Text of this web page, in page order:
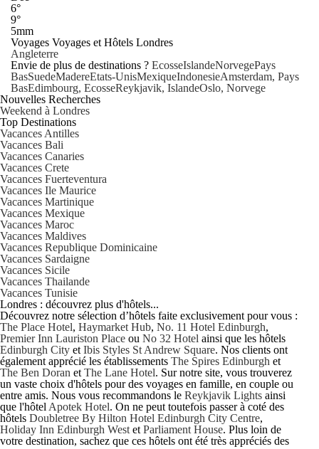
6°
9°
5mm
Voyages Voyages et Hôtels Londres
Angleterre
Envie de plus de destinations ? EcosseIslandeNorvegePays
BasSuedeMadereEtats-UnisMexiqueIndonesieAmsterdam, Pays
BasEdimbourg, EcosseReykjavik, IslandeOslo, Norvege
Nouvelles Recherches
Weekend à Londres
Top Destinations
Vacances Antilles
Vacances Bali
Vacances Canaries
Vacances Crete
Vacances Fuerteventura
Vacances Ile Maurice
Vacances Martinique
Vacances Mexique
Vacances Maroc
Vacances Maldives
Vacances Republique Dominicaine
Vacances Sardaigne
Vacances Sicile
Vacances Thailande
Vacances Tunisie
Londres : découvrez plus d'hôtels...
Découvrez notre sélection d’hôtels faite exclusivement pour vous :
The Place Hotel, Haymarket Hub, No. 11 Hotel Edinburgh,
Premier Inn Lauriston Place ou No 32 Hotel ainsi que les hôtels
Edinburgh City et Ibis Styles St Andrew Square. Nos clients ont
également apprécié les établissements The Spires Edinburgh et
The Ben Doran et The Lane Hotel. Sur notre site, vous trouverez
un vaste choix d'hôtels pour des voyages en famille, en couple ou
entre amis. Nous vous recommandons le Reykjavik Lights ainsi
que l'hôtel Apotek Hotel. On ne peut toutefois passer à coté des
hôtels Doubletree By Hilton Hotel Edinburgh City Centre,
Holiday Inn Edinburgh West et Parliament House. Plus loin de
votre destination, sachez que ces hôtels ont été très appréciés des